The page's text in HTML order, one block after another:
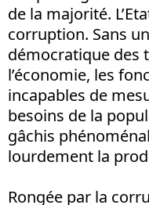
de la majorité.
corruption. Sans
démocratique des
l’économie, les
incapables de
besoins de la
gâchis
lourdement la
Rongée par la